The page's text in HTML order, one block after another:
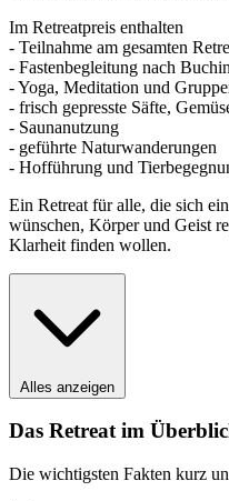
Im Retreatpreis enthalten
- Teilnahme am gesamten
- Fastenbegleitung nach
- Yoga, Meditation und
- frisch gepresste Säfte,
- Saunanutzung
- geführte Naturwanderungen
- Hofführung und
Ein Retreat für alle, die sich
wünschen, Körper und Geist
Klarheit finden wollen.
Alles anzeigen
Das Retreat im
Die wichtigsten Fakten kurz